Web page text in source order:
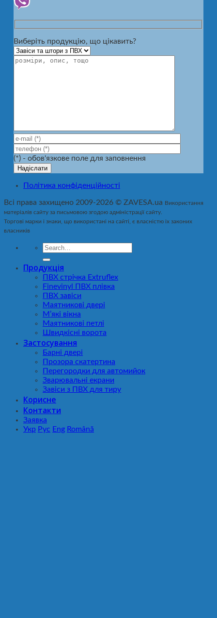
Виберіть продукцію, що цікавить?
(*) - обов'язкове поле для заповнення
Політика конфіденційності
Всі права захищено 2009-2026 © ZAVESA.ua Використання
матеріалів сайту за письмовою згодою адміністрації сайту.
Торгові марки і знаки, що використані на сайті, є власністю іх законих
власників
Продукція
ПВХ стрічка Extruflex
Finevinyl ПВХ плівка
ПВХ завіси
Маятникові двері
М’які вікна
Маятникові петлі
Швидкісні ворота
Застосування
Барні двері
Прозора скатертина
Перегородки для автомийок
Зварювальні екрани
Завіси з ПВХ для тиру
Корисне
Контакти
Заявка
Укр Рус Eng Română